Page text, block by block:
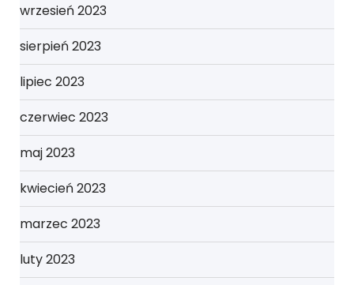
wrzesień 2023
sierpień 2023
lipiec 2023
czerwiec 2023
maj 2023
kwiecień 2023
marzec 2023
luty 2023